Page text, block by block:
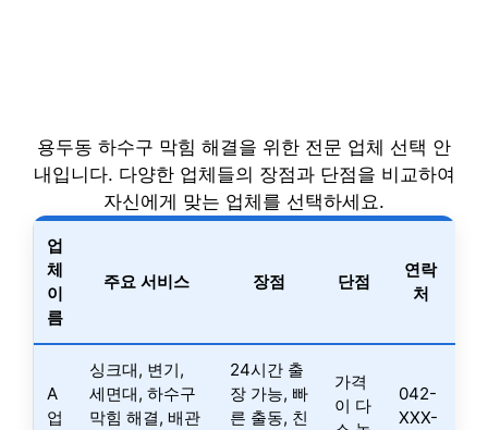
용두동 하수구 막힘 해결을 위한 전문 업체 선택 안
내입니다. 다양한 업체들의 장점과 단점을 비교하여
자신에게 맞는 업체를 선택하세요.
업
체
이
름
주요 서비스 장점 단점
연락
처
A
업
싱크대, 변기,
세면대, 하수구
막힘 해결, 배관
24시간 출
장 가능, 빠
른 출동, 친
가격
이 다
042-
XXX-